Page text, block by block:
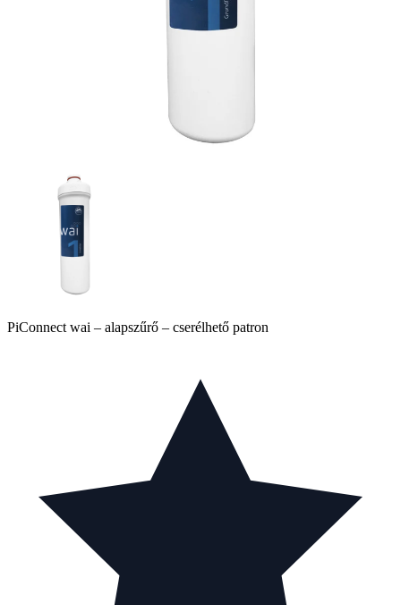
PiConnect wai – alapszűrő – cserélhető patron